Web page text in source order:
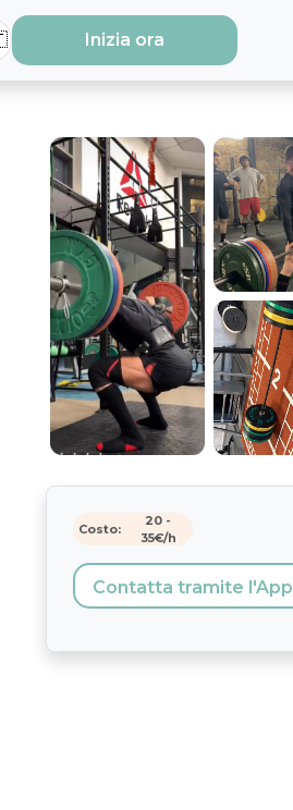
Inizia ora
Costo:
20 -
35€/h
Contatta tramite l'App